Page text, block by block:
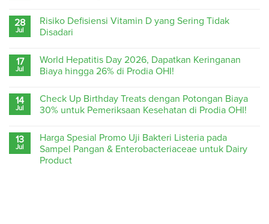
28
Jul
Risiko Defisiensi Vitamin D yang Sering Tidak
Disadari
17
Jul
World Hepatitis Day 2026, Dapatkan Keringanan
Biaya hingga 26% di Prodia OHI!
14
Jul
Check Up Birthday Treats dengan Potongan Biaya
30% untuk Pemeriksaan Kesehatan di Prodia OHI!
13
Jul
Harga Spesial Promo Uji Bakteri Listeria pada
Sampel Pangan & Enterobacteriaceae untuk Dairy
Product